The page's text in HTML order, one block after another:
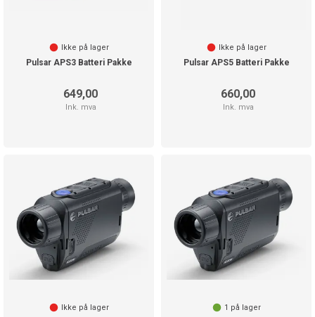
Ikke på lager
Pulsar APS3 Batteri Pakke
649,00
Ink. mva
Ikke på lager
Pulsar APS5 Batteri Pakke
660,00
Ink. mva
Ikke på lager 1 på lager